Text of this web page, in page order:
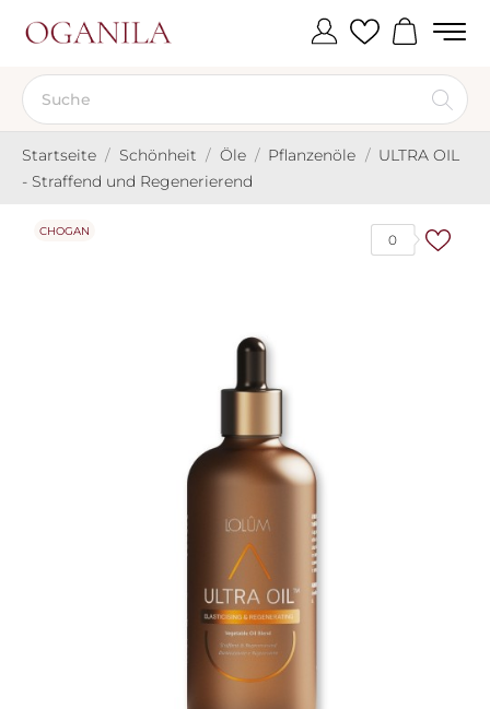
Startseite Schönheit Öle Pflanzenöle
ULTRA OIL
- Straffend und Regenerierend
0
CHOGAN